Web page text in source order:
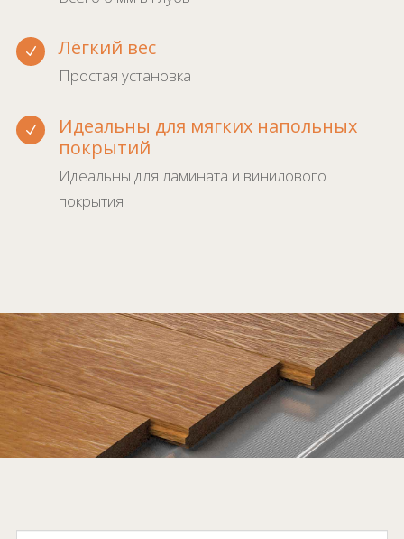
N Лёгкий вес
Простая установка
N
Идеальны для мягких напольных
покрытий
Идеальны для ламината и винилового
покрытия